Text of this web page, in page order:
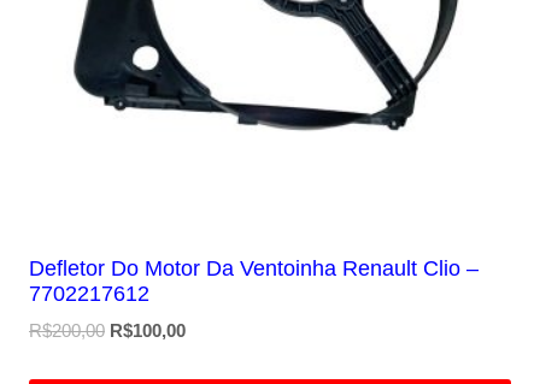
Defletor Do Motor Da Ventoinha Renault Clio –
7702217612
R$200,00 O
R$100,00O